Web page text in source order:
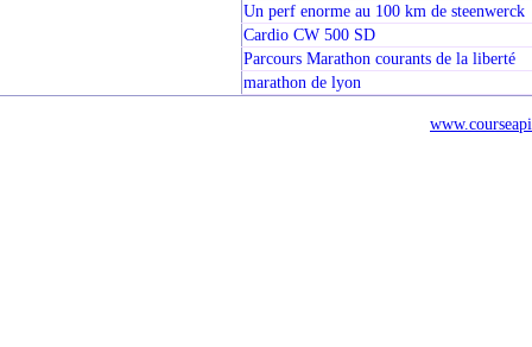
Un perf enorme au 100 km de steenwerck
Cardio CW 500 SD
Parcours Marathon courants de la liberté
marathon de lyon